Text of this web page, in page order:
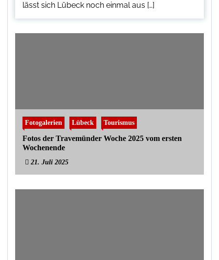
lässt sich Lübeck noch einmal aus […]
Fotogalerien Lübeck Tourismus
Fotos der Travemünder Woche 2025 vom ersten
Wochenende
21. Juli 2025